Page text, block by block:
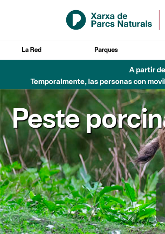
Saltar al contenido principal
La Red Parques
A partir
Temporalmente, las personas con
Peste